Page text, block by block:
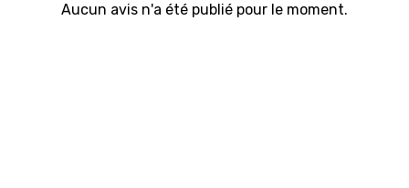
Aucun avis n'a été publié pour le moment.